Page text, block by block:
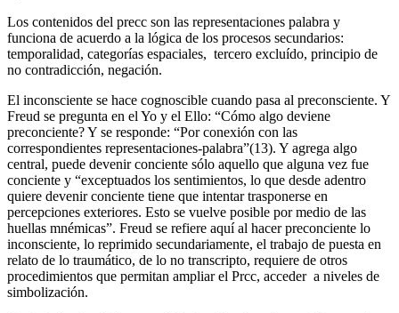
Los contenidos del precc son las representaciones palabra y
funciona de acuerdo a la lógica de los procesos secundarios:
temporalidad, categorías espaciales, tercero excluído, principio de
no contradicción, negación.
El inconsciente se hace cognoscible cuando pasa al preconsciente. Y
Freud se pregunta en el Yo y el Ello: “Cómo algo deviene
preconciente? Y se responde: “Por conexión con las
correspondientes representaciones-palabra”(13). Y agrega algo
central, puede devenir conciente sólo aquello que alguna vez fue
conciente y “exceptuados los sentimientos, lo que desde adentro
quiere devenir conciente tiene que intentar trasponerse en
percepciones exteriores. Esto se vuelve posible por medio de las
huellas mnémicas”. Freud se refiere aquí al hacer preconciente lo
inconsciente, lo reprimido secundariamente, el trabajo de puesta en
relato de lo traumático, de lo no transcripto, requiere de otros
procedimientos que permitan ampliar el Prcc, acceder a niveles de
simbolización.